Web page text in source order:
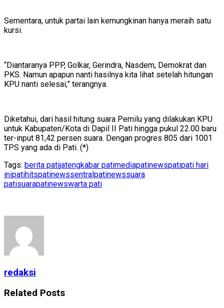
Sementara, untuk partai lain kemungkinan hanya meraih satu
kursi.
“Diantaranya PPP, Golkar, Gerindra, Nasdem, Demokrat dan
PKS. Namun apapun nanti hasilnya kita lihat setelah hitungan
KPU nanti selesai,” terangnya.
Diketahui, dari hasil hitung suara Pemilu yang dilakukan KPU
untuk Kabupaten/Kota di Dapil II Pati hingga pukul 22.00 baru
ter-input 81,42 persen suara. Dengan progres 805 dari 1001
TPS yang ada di Pati. (*)
Tags: berita patijatengkabar patimediapatinewspatipati hari
inipatihitspatinewssentralpatinewssuara
patisuarapatinewswarta pati
redaksi
Related Posts